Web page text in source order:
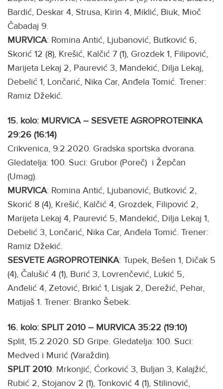
Bardić, Deskar 4, Strusa, Kirin 4, Miklić, Biuk, Mioč
Čabadaj 9.
MURVICA: Romina Antić, Ljubanović, Butković 6,
Skorić 12 (8), Krešić, Kalčić 7 (1), Grozdek 1, Filipović,
Marijeta Lekaj 2, Paurević 3, Mandekić, Dilja Lekaj,
Debelić 1, Lončarić, Nika Car, Anđela Tomić. Trener:
Ramiz Džekić.
15. kolo: MURVICA – SESVETE AGROPROTEINKA
29:26 (16:14)
Crikvenica, 9.2.2020. Gradska sportska dvorana.
Gledatelja: 100. Suci: Grubor (Poreč) i Žepčan
(Umag).
MURVICA: Romina Antić, Ljubanović, Butković 2,
Skorić 8 (4), Krešić, Kalčić 4, Grozdek, Filipović 2,
Marijeta Lekaj 4, Paurević 5, Mandekić, Dilja Lekaj 1,
Debelić 3, Lončarić, Nika Car, Anđela Tomić. Trener:
Ramiz Džekić.
SESVETE AGROPROTEINKA: Tupek, Bešen 1, Dičak 5
(4), Čalušić 4 (1), Burić 3, Lovrenčević, Lukić 5,
Anđelić 4, Zetović, Brkić 1, Lisjak 2, Derežić, Pehar,
Matijaš 1. Trener: Branko Šebek.
16. kolo: SPLIT 2010 – MURVICA 35:22 (19:10)
Split, 15.2.2020. SD Gripe. Gledatelja: 100. Suci:
Medved i Murić (Varaždin).
SPLIT 2010: Mrkonjić, Ćorković 3, Buljan 3, Kalajžić,
Rubić 2, Stojanov 2 (1), Tonković 4 (1), Stilinović,